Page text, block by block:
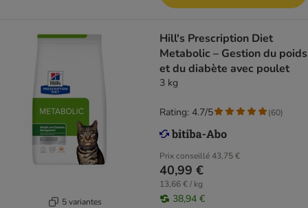
5 variantes
Hill's Prescription Diet
Metabolic – Gestion du poids
et du diabète avec poulet
3 kg
Prix conseillé43,75 €
40,99 €
13,66 € / kg
38,94 €
Rating: 4.7/5 (60)